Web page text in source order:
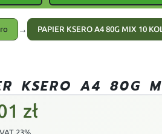
→ PAPIER KSERO A4 80G MIX 10
KSERO A4 80G
zł